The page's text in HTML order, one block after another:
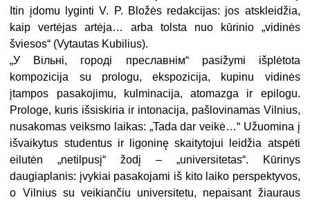
Itin įdomu lyginti V. P. Bložės redakcijas: jos atskleidžia,
kaip vertėjas artėja… arba tolsta nuo kūrinio „vidinės
šviesos“ (Vytautas Kubilius).
„У Вільні, городі преславнім“ pasižymi išplėtota
kompozicija su prologu, ekspozicija, kupinu vidinės
įtampos pasakojimu, kulminacija, atomazga ir epilogu.
Prologe, kuris išsiskiria ir intonacija, pašlovinamas Vilnius,
nusakomas veiksmo laikas: „Tada dar veikė…“ Užuomina į
išvaikytus studentus ir ligoninę skaitytojui leidžia atspėti
eilutėn „netilpusį“ žodį – „universitetas“. Kūrinys
daugiaplanis: įvykiai pasakojami iš kito laiko perspektyvos,
o Vilnius su veikiančiu universitetu, nepaisant žiauraus